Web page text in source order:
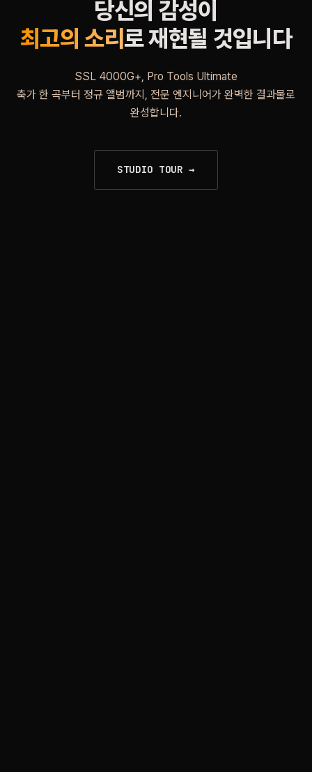
당신의 감성이
최고의 소리 로 재현될 것입니다
SSL 4000G+, Pro Tools Ultimate
축가 한 곡부터 정규 앨범까지, 전문 엔지니어가 완벽한 결과물로
완성합니다.
STUDIO TOUR →